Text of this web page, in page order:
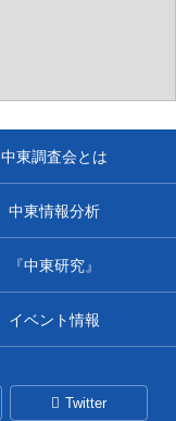
中東調査会とは
中東情報分析
『中東研究』
イベント情報
Twitter